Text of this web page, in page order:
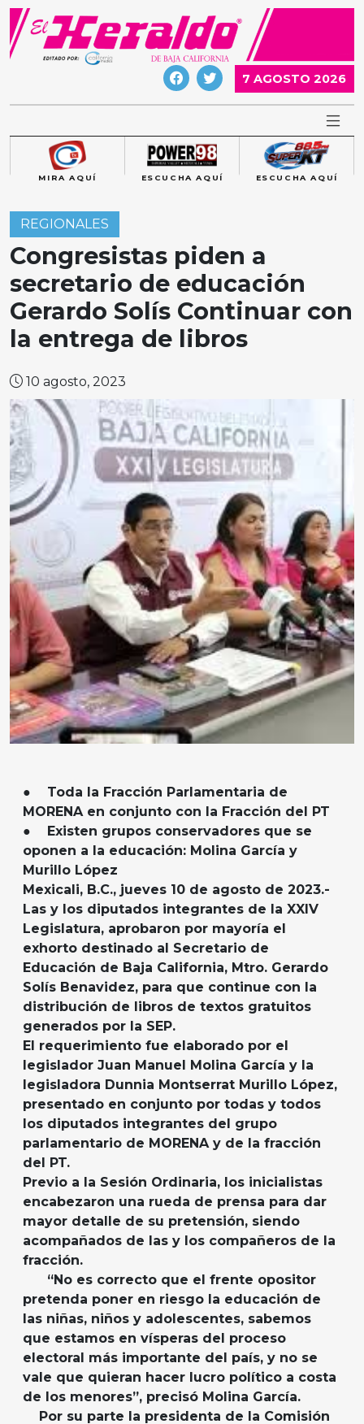
Skip
content
7 AGOSTO 2026
MIRA AQUÍ ESCUCHA AQUÍ ESCUCHA AQUÍ
REGIONALES
Congresistas piden a
secretario de educación
Gerardo Solís Continuar con
la entrega de libros
10 agosto, 2023
● Toda la Fracción Parlamentaria de
MORENA en conjunto con la Fracción del PT
● Existen grupos conservadores que se
oponen a la educación: Molina García y
Murillo López
Mexicali, B.C., jueves 10 de agosto de 2023.-
Las y los diputados integrantes de la XXIV
Legislatura, aprobaron por mayoría el
exhorto destinado al Secretario de
Educación de Baja California, Mtro. Gerardo
Solís Benavidez, para que continue con la
distribución de libros de textos gratuitos
generados por la SEP.
El requerimiento fue elaborado por el
legislador Juan Manuel Molina García y la
legisladora Dunnia Montserrat Murillo López,
presentado en conjunto por todas y todos
los diputados integrantes del grupo
parlamentario de MORENA y de la fracción
del PT.
Previo a la Sesión Ordinaria, los inicialistas
encabezaron una rueda de prensa para dar
mayor detalle de su pretensión, siendo
acompañados de las y los compañeros de la
fracción.
“No es correcto que el frente opositor
pretenda poner en riesgo la educación de
las niñas, niños y adolescentes, sabemos
que estamos en vísperas del proceso
electoral más importante del país, y no se
vale que quieran hacer lucro político a costa
de los menores”, precisó Molina García.
Por su parte la presidenta de la Comisión